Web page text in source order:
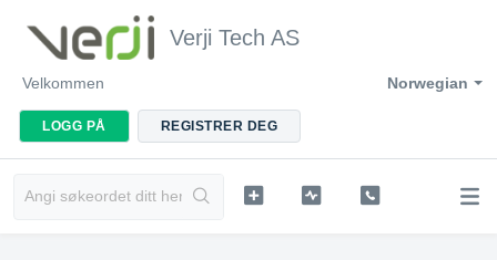
Verji Tech AS
Norwegian
Velkommen
LOGG PÅ REGISTRER DEG